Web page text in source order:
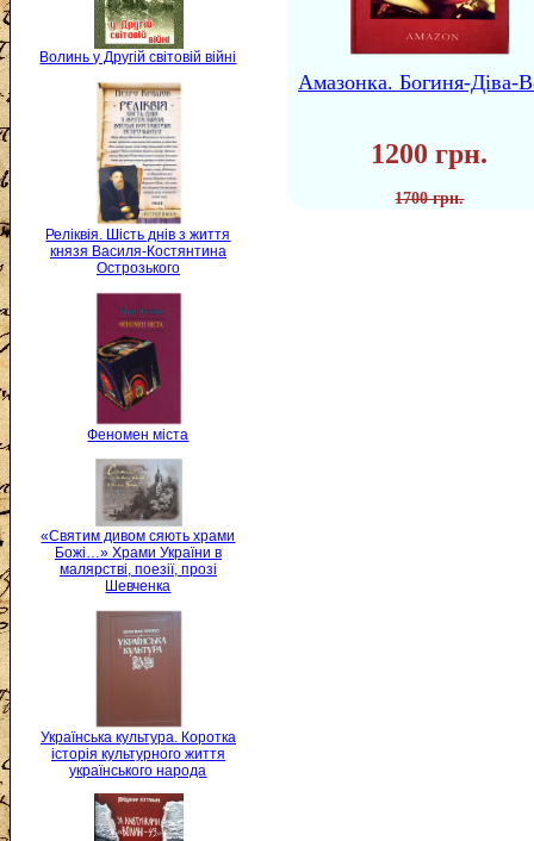
Волинь у Другій світовій війні
Реліквія. Шість днів з життя
князя Василя-Костянтина
Острозького
Феномен міста
«Святим дивом сяють храми
Божі…» Храми України в
малярстві, поезії, прозі
Шевченка
Українська культура. Коротка
історія культурного життя
українського народа
Амазонка. Богиня-Діва-
1200 грн.
1700 грн.